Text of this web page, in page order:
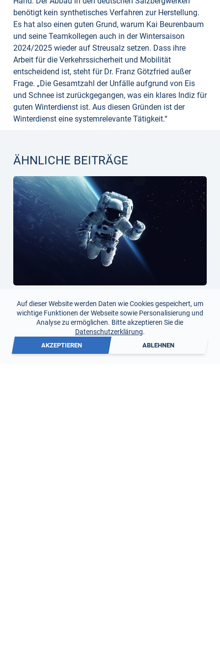
benötigt kein synthetisches Verfahren zur Herstellung.
Es hat also einen guten Grund, warum Kai Beurenbaum
und seine Teamkollegen auch in der Wintersaison
2024/2025 wieder auf Streusalz setzen. Dass ihre
Arbeit für die Verkehrssicherheit und Mobilität
entscheidend ist, steht für Dr. Franz Götzfried außer
Frage. „Die Gesamtzahl der Unfälle aufgrund von Eis
und Schnee ist zurückgegangen, was ein klares Indiz für
guten Winterdienst ist. Aus diesen Gründen ist der
Winterdienst eine systemrelevante Tätigkeit.“
ÄHNLICHE BEITRÄGE
FORSCHUNGSOBJEKT SALZSPEICHER: WIE
ASTRONAUTEN EINE ÜBERRASCHENDE ENTDECKUNG
ERMÖGLICHTEN
20. Juli 2026
Auf dieser Website werden Daten wie Cookies gespeichert, um
wichtige Funktionen der Webseite sowie Personalisierung und
Analyse zu ermöglichen. Bitte akzeptieren Sie die
Datenschutzerklärung.
AKZEPTIEREN ABLEHNEN